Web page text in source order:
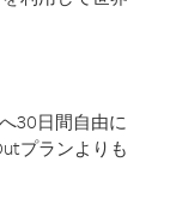
30日間自由に
プランよりも